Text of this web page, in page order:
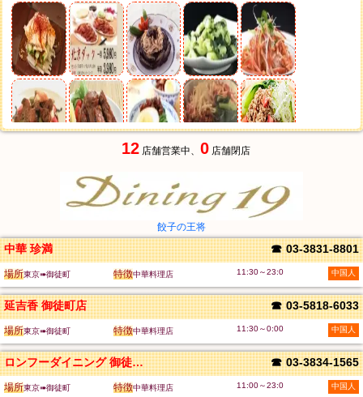
12店舗営業中、 0店舗閉店
餃子の王将
中華 珍満 ☎ 03-3831-8801
場所東京➠御徒町 特徴中華料理店 11:30～23:0 中国人
延吉香 御徒町店 ☎ 03-5818-6033
場所東京➠御徒町 特徴中華料理店 11:30～0:00 中国人
ロンフーダイニング 御徒町吉池店 ☎ 03-3834-1565
場所東京➠御徒町 特徴中華料理店 11:00～23:0 中国人